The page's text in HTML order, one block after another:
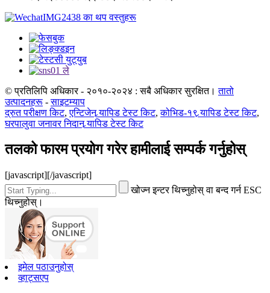
© प्रतिलिपि अधिकार - २०१०-२०२४ : सबै अधिकार सुरक्षित। तातो
उत्पादनहरू -साइटम्याप
द्रुत परीक्षण किट,एन्टिजेन र्‍यापिड टेस्ट किट,कोभिड-१९ र्‍यापिड टेस्ट किट,
घरपालुवा जनावर निदान र्‍यापिड टेस्ट किट
तलको फारम प्रयोग गरेर हामीलाई सम्पर्क गर्नुहोस्
[javascript][/javascript]
खोज्न इन्टर थिच्नुहोस् वा बन्द गर्न ESC
थिच्नुहोस्।
इमेल पठाउनुहोस्
व्हाट्सएप